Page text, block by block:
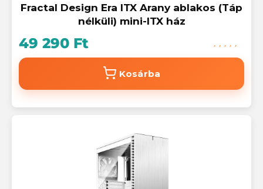
Fractal Design Era ITX Arany ablakos (Táp
nélküli) mini-ITX ház
49 290 Ft
Kosárba